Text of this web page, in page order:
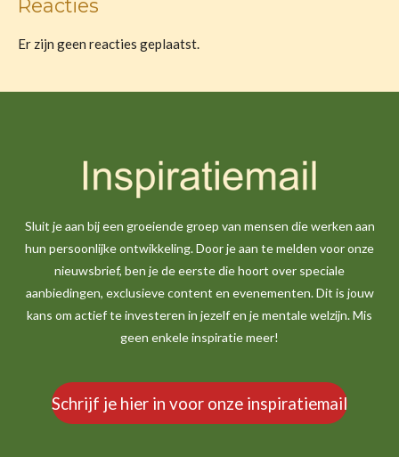
Reacties
Er zijn geen reacties geplaatst.
Sluit je aan bij een groeiende groep van mensen die werken aan
hun persoonlijke ontwikkeling. Door je aan te melden voor onze
nieuwsbrief, ben je de eerste die hoort over speciale
aanbiedingen, exclusieve content en evenementen. Dit is jouw
kans om actief te investeren in jezelf en je mentale welzijn. Mis
geen enkele inspiratie meer!
Schrijf je hier in voor onze inspiratiemail